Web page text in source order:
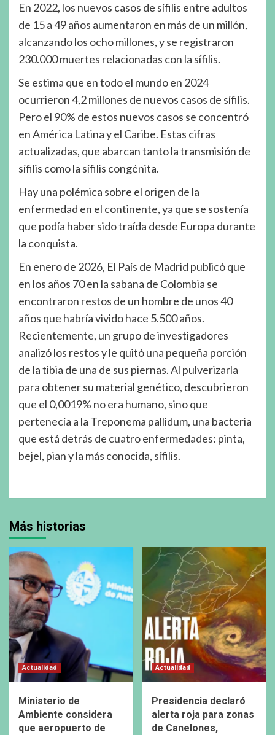
En 2022, los nuevos casos de sífilis entre adultos
de 15 a 49 años aumentaron en más de un millón,
alcanzando los ocho millones, y se registraron
230.000 muertes relacionadas con la sífilis.
Se estima que en todo el mundo en 2024
ocurrieron 4,2 millones de nuevos casos de sífilis.
Pero el 90% de estos nuevos casos se concentró
en América Latina y el Caribe. Estas cifras
actualizadas, que abarcan tanto la transmisión de
sífilis como la sífilis congénita.
Hay una polémica sobre el origen de la
enfermedad en el continente, ya que se sostenía
que podía haber sido traída desde Europa durante
la conquista.
En enero de 2026, El País de Madrid publicó que
en los años 70 en la sabana de Colombia se
encontraron restos de un hombre de unos 40
años que habría vivido hace 5.500 años.
Recientemente, un grupo de investigadores
analizó los restos y le quitó una pequeña porción
de la tibia de una de sus piernas. Al pulverizarla
para obtener su material genético, descubrieron
que el 0,0019% no era humano, sino que
pertenecía a la Treponema pallidum, una bacteria
que está detrás de cuatro enfermedades: pinta,
bejel, pian y la más conocida, sífilis.
Más historias
Actualidad
Ministerio de
Ambiente considera
que aeropuerto de
Actualidad
Presidencia declaró
alerta roja para zonas
de Canelones,